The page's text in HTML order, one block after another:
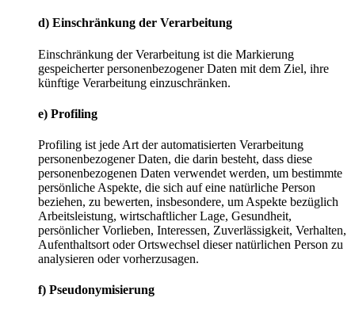
d) Einschränkung der Verarbeitung
Einschränkung der Verarbeitung ist die Markierung
gespeicherter personenbezogener Daten mit dem Ziel, ihre
künftige Verarbeitung einzuschränken.
e) Profiling
Profiling ist jede Art der automatisierten Verarbeitung
personenbezogener Daten, die darin besteht, dass diese
personenbezogenen Daten verwendet werden, um bestimmte
persönliche Aspekte, die sich auf eine natürliche Person
beziehen, zu bewerten, insbesondere, um Aspekte bezüglich
Arbeitsleistung, wirtschaftlicher Lage, Gesundheit,
persönlicher Vorlieben, Interessen, Zuverlässigkeit, Verhalten,
Aufenthaltsort oder Ortswechsel dieser natürlichen Person zu
analysieren oder vorherzusagen.
f) Pseudonymisierung